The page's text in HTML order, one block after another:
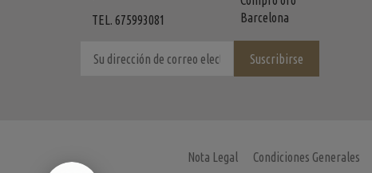
TEL. 675993081
Barcelona
Nota Legal Condiciones Generales